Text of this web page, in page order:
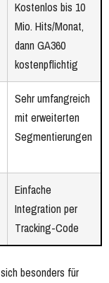
Kostenlos bis 10
Mio. Hits/Monat,
dann GA360
kostenpflichtig
Sehr umfangreich
mit erweiterten
Segmentierungen
Einfache
Integration per
Tracking-Code
besonders für